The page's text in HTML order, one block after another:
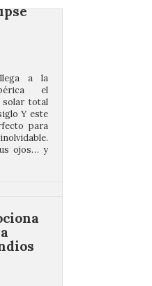
total
Y este
para
ojos… y